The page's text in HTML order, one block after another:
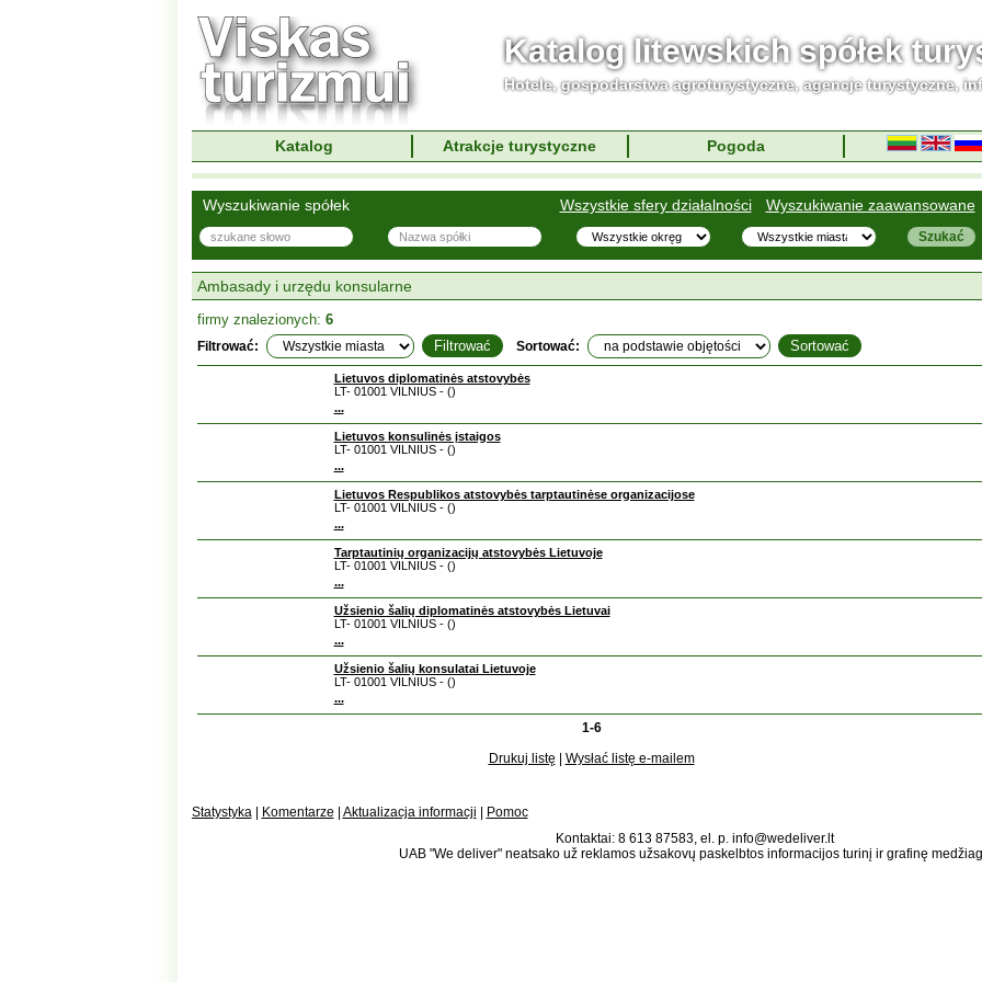
Katalog litewskich spółek
Hotele, gospodarstwa agroturystyczne, agencje turystyczne,
Katalog Atrakcje turystyczne Pogoda
Wszystkie sfery działalności Wyszukiwanie zaawansowane
Wyszukiwanie spółek
Ambasady i urzędu konsularne
firmy znalezionych: 6
Filtrować: Sortować:
Lietuvos diplomatinės atstovybės
LT- 01001 VILNIUS - ()
...
Lietuvos konsulinės įstaigos
LT- 01001 VILNIUS - ()
...
Lietuvos Respublikos atstovybės tarptautinėse organizacijose
LT- 01001 VILNIUS - ()
...
Tarptautinių organizacijų atstovybės Lietuvoje
LT- 01001 VILNIUS - ()
...
Užsienio šalių diplomatinės atstovybės Lietuvai
LT- 01001 VILNIUS - ()
...
Užsienio šalių konsulatai Lietuvoje
LT- 01001 VILNIUS - ()
...
1-6
Drukuj listę
Wysłać listę e-mailem
Statystyka Komentarze Aktualizacja informacji
Pomoc
Kontaktai: 8 613 87583, el. p. info@wedeliver.lt
UAB "We deliver" neatsako už reklamos užsakovų paskelbtos informacijos turinį ir grafinę